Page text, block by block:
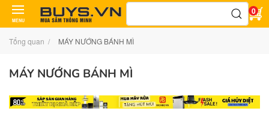
MENU
Tìm
0
Tổng quan MÁY NƯỚNG BÁNH MÌ
MÁY NƯỚNG BÁNH MÌ